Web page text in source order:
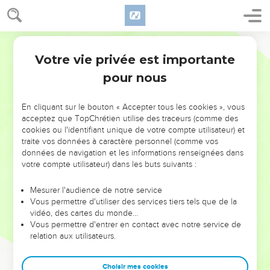
NE MANQUEZ PAS L’ÉVÉNEMENT
DE L’ANNÉE !
ET SI LEURS ERREURS POUVAIENT VOUS ÉVITER LES
VOTRES ?
leur foi ou leur vision. Mais on voit moins les doutes, les erreurs
et les saisons difficiles qu'ils ont traversés, alors même que ce
sont elles qui les ont façonnés.
Dans cette conférence, leaders, entrepreneurs, et responsables
clés pour avancer avec plus de sagesse afin que leurs erreurs
Votre vie privée est importante
pour nous
En cliquant sur le bouton « Accepter tous les cookies », vous
acceptez que TopChrétien utilise des traceurs (comme des
cookies ou l'identifiant unique de votre compte utilisateur) et
traite vos données à caractère personnel (comme vos
données de navigation et les informations renseignées dans
votre compte utilisateur) dans les buts suivants :
Mesurer l'audience de notre service
Vous permettre d'utiliser des services tiers tels que de la
vidéo, des cartes du monde…
Vous permettre d'entrer en contact avec notre service de
relation aux utilisateurs.
Choisir mes cookies